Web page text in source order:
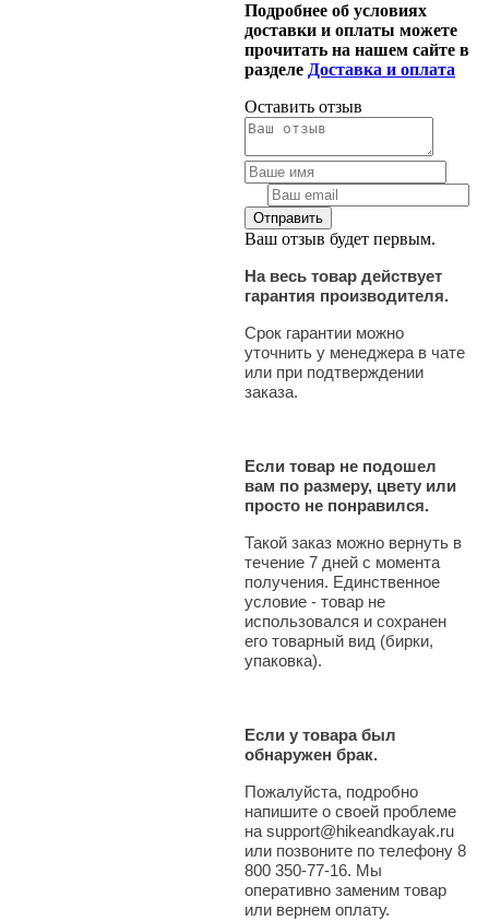
Подробнее об условиях
доставки и оплаты можете
прочитать на нашем сайте в
разделе Доставка и оплата
Оставить отзыв
Ваш отзыв будет первым.
На весь товар действует
гарантия производителя.
Срок гарантии можно
уточнить у менеджера в чате
или при подтверждении
заказа.
Если товар не подошел
вам по размеру, цвету или
просто не понравился.
Такой заказ можно вернуть в
течение 7 дней с момента
получения. Единственное
условие - товар не
использовался и сохранен
его товарный вид (бирки,
упаковка).
Если у товара был
обнаружен брак.
Пожалуйста, подробно
напишите о своей проблеме
на support@hikeandkayak.ru
или позвоните по телефону 8
800 350-77-16. Мы
оперативно заменим товар
или вернем оплату.